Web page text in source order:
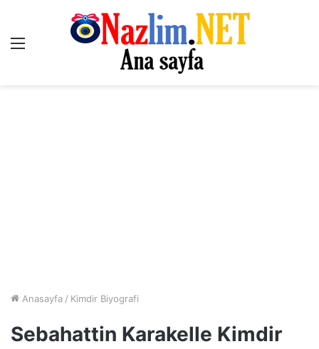
Menü
Anasayfa / Kimdir Biyografi
Sebahattin Karakelle Kimdir